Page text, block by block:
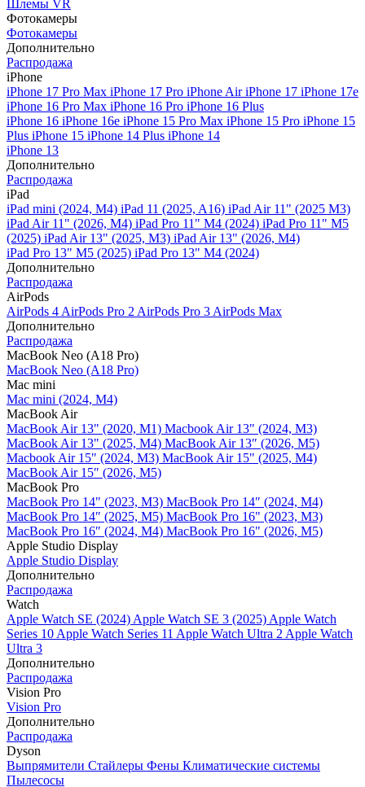
Шлемы VR
Фотокамеры
Фотокамеры
Дополнительно
Распродажа
iPhone
iPhone 17 Pro Max iPhone 17 Pro iPhone AiriPhone 17 iPhone 17e
iPhone 16 Pro Max iPhone 16 Pro iPhone 16 Plus
iPhone 16 iPhone 16e iPhone 15 Pro Max iPhone 15 Pro iPhone 15
Plus iPhone 15 iPhone 14 Plus iPhone 14
iPhone 13
Дополнительно
Распродажа
iPad
iPad mini (2024, M4) iPad 11 (2025, A16) iPad Air 11" (2025 M3)
iPad Air 11" (2026, M4) iPad Pro 11" M4 (2024) iPad Pro 11" M5
(2025) iPad Air 13" (2025, M3) iPad Air 13" (2026, M4)
iPad Pro 13" M5 (2025) iPad Pro 13" M4 (2024)
Дополнительно
Распродажа
AirPods
AirPods 4 AirPods Pro 2 AirPods Pro 3 AirPods Max
Дополнительно
Распродажа
MacBook Neo (A18 Pro)
MacBook Neo (A18 Pro)
Mac mini
Mac mini (2024, M4)
MacBook Air
MacBook Air 13" (2020, M1) Macbook Air 13" (2024, M3)
MacBook Air 13" (2025, M4) MacBook Air 13″ (2026, M5)
Macbook Air 15" (2024, M3) MacBook Air 15" (2025, M4)
MacBook Air 15″ (2026, M5)
MacBook Pro
MacBook Pro 14" (2023, M3) MacBook Pro 14″ (2024, M4)
MacBook Pro 14″ (2025, M5) MacBook Pro 16" (2023, M3)
MacBook Pro 16″ (2024, M4) MacBook Pro 16" (2026, M5)
Apple Studio Display
Apple Studio Display
Дополнительно
Распродажа
Watch
Apple Watch SE (2024) Apple Watch SE 3 (2025) Apple Watch
Series 10 Apple Watch Series 11 Apple Watch Ultra 2 Apple Watch
Ultra 3
Дополнительно
Распродажа
Vision Pro
Vision Pro
Дополнительно
Распродажа
Dyson
Выпрямители Стайлеры Фены Климатические системы
Пылесосы